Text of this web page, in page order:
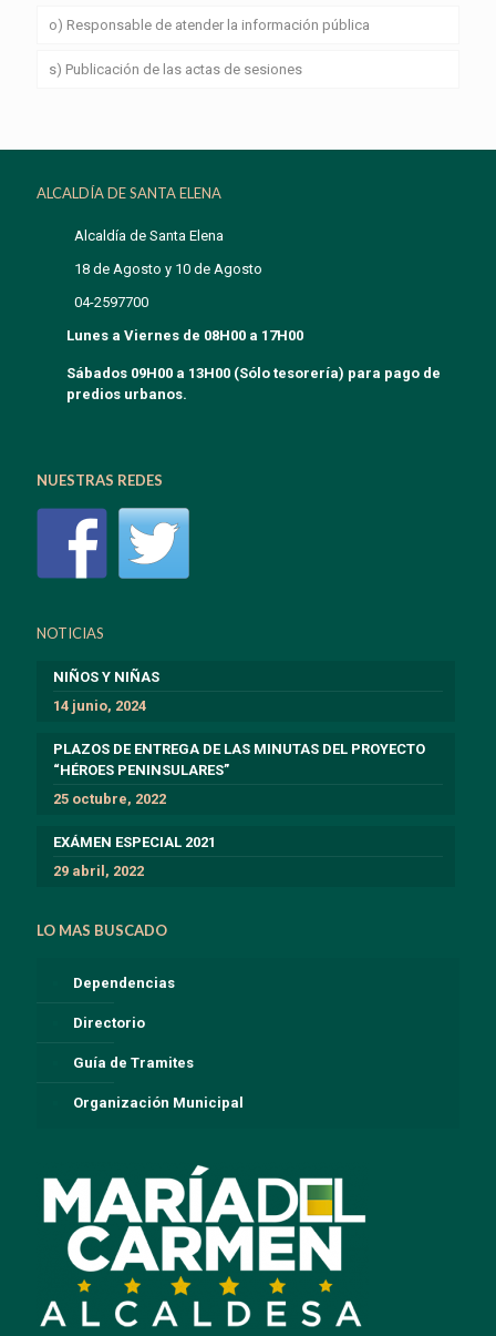
o) Responsable de atender la información pública
s) Publicación de las actas de sesiones
ALCALDÍA DE SANTA ELENA
Alcaldía de Santa Elena
18 de Agosto y 10 de Agosto
04-2597700
Lunes a Viernes de 08H00 a 17H00
Sábados 09H00 a 13H00 (Sólo tesorería) para pago de
predios urbanos.
NUESTRAS REDES
NOTICIAS
NIÑOS Y NIÑAS
14 junio, 2024
PLAZOS DE ENTREGA DE LAS MINUTAS DEL PROYECTO
“HÉROES PENINSULARES”
25 octubre, 2022
EXÁMEN ESPECIAL 2021
29 abril, 2022
LO MAS BUSCADO
Dependencias
Directorio
Guía de Tramites
Organización Municipal